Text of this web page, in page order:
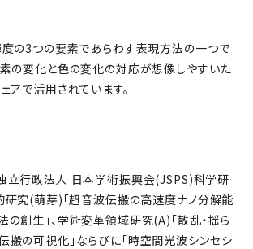
度の3つの要素であらわす表現方法の一つで
素の変化と色の変化の対応が想像しやすいた
アで活用されています。
立行政法人 日本学術振興会(JSPS)科学研
究(萌芽)「超音波伝搬の高速度ナノ分解能
創生」、学術変革領域研究(A)「散乱・揺ら
搬の可視化」ならびに「時空間光波シンセシ